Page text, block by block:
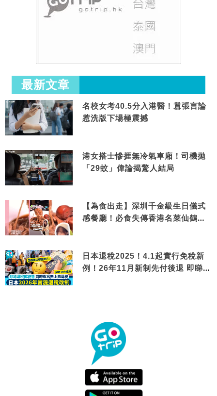
最新文章
名校女考40.5分入港醫！囂張言論
惹洗版下場極震撼
港女搭士慘捱無冷氣車廂！司機拋
「29蚊」偉論揭驚人結局
【為食出走】深圳千金級生日儀式
感餐廳！必食失傳香港名菜仙鶴神
日本退稅2025！4.1起實行免稅新
例！26年11月新制先付後退 即睇步